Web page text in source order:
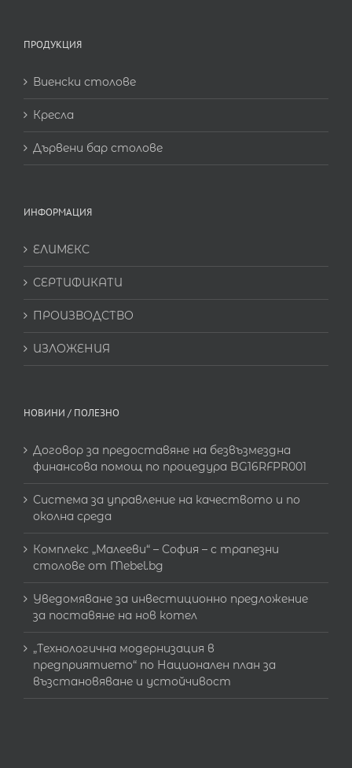
ПРОДУКЦИЯ
Виенски столове
Кресла
Дървени бар столове
ИНФОРМАЦИЯ
ЕЛИМЕКС
СЕРТИФИКАТИ
ПРОИЗВОДСТВО
ИЗЛОЖЕНИЯ
НОВИНИ / ПОЛЕЗНО
Договор за предоставяне на безвъзмездна
финансова помощ по процедура BG16RFPR001
Система за управление на качеството и по
околна среда
Комплекс „Малееви“ – София – с трапезни
столове от Mebel.bg
Уведомяване за инвестиционно предложение
за поставяне на нов котел
„Технологична модернизация в
предприятието“ по Национален план за
възстановяване и устойчивост